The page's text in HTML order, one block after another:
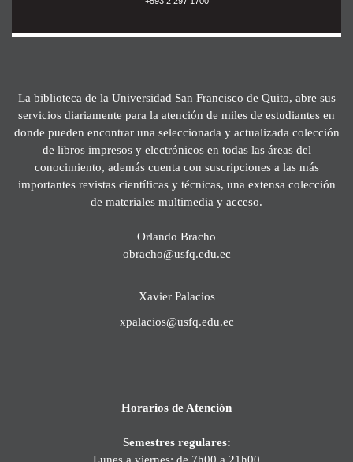
La biblioteca de la Universidad San Francisco de Quito, abre sus
servicios diariamente para la atención de miles de estudiantes en
donde pueden encontrar una seleccionada y actualizada colección
de libros impresos y electrónicos en todas las áreas del
conocimiento, además cuenta con suscripciones a las más
importantes revistas científicas y técnicas, una extensa colección
de materiales multimedia y acceso.
Orlando Bracho
obracho@usfq.edu.ec
Xavier Palacios
xpalacios@usfq.edu.ec
Horarios de Atención
Semestres regulares:
Lunes a viernes: de 7h00 a 21h00